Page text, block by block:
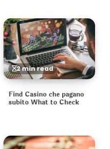
2 min read
Find Casino che pagano
subito What to Check